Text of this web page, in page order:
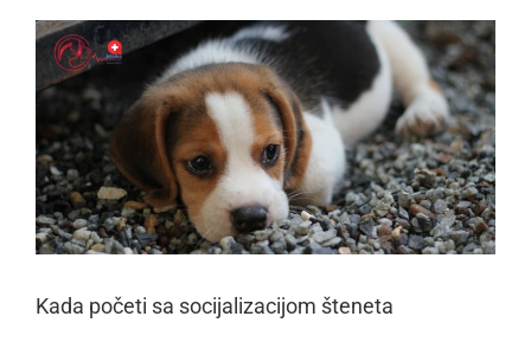
View
Larger
Image
Kada početi sa socijalizacijom šteneta